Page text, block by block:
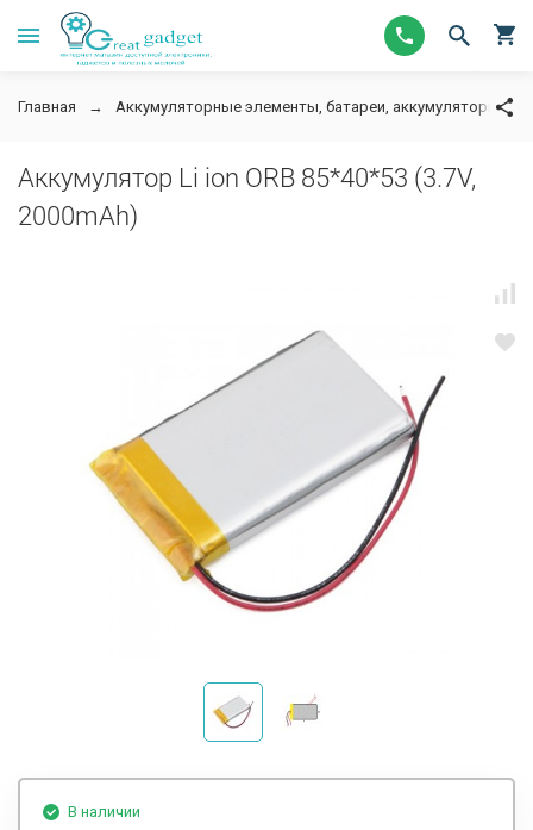
Главная Аккумуляторные элементы, батареи, аккумуляторы
Аккумулятор Li ion ORB 85*40*53 (3.7V,
2000mAh)
В наличии